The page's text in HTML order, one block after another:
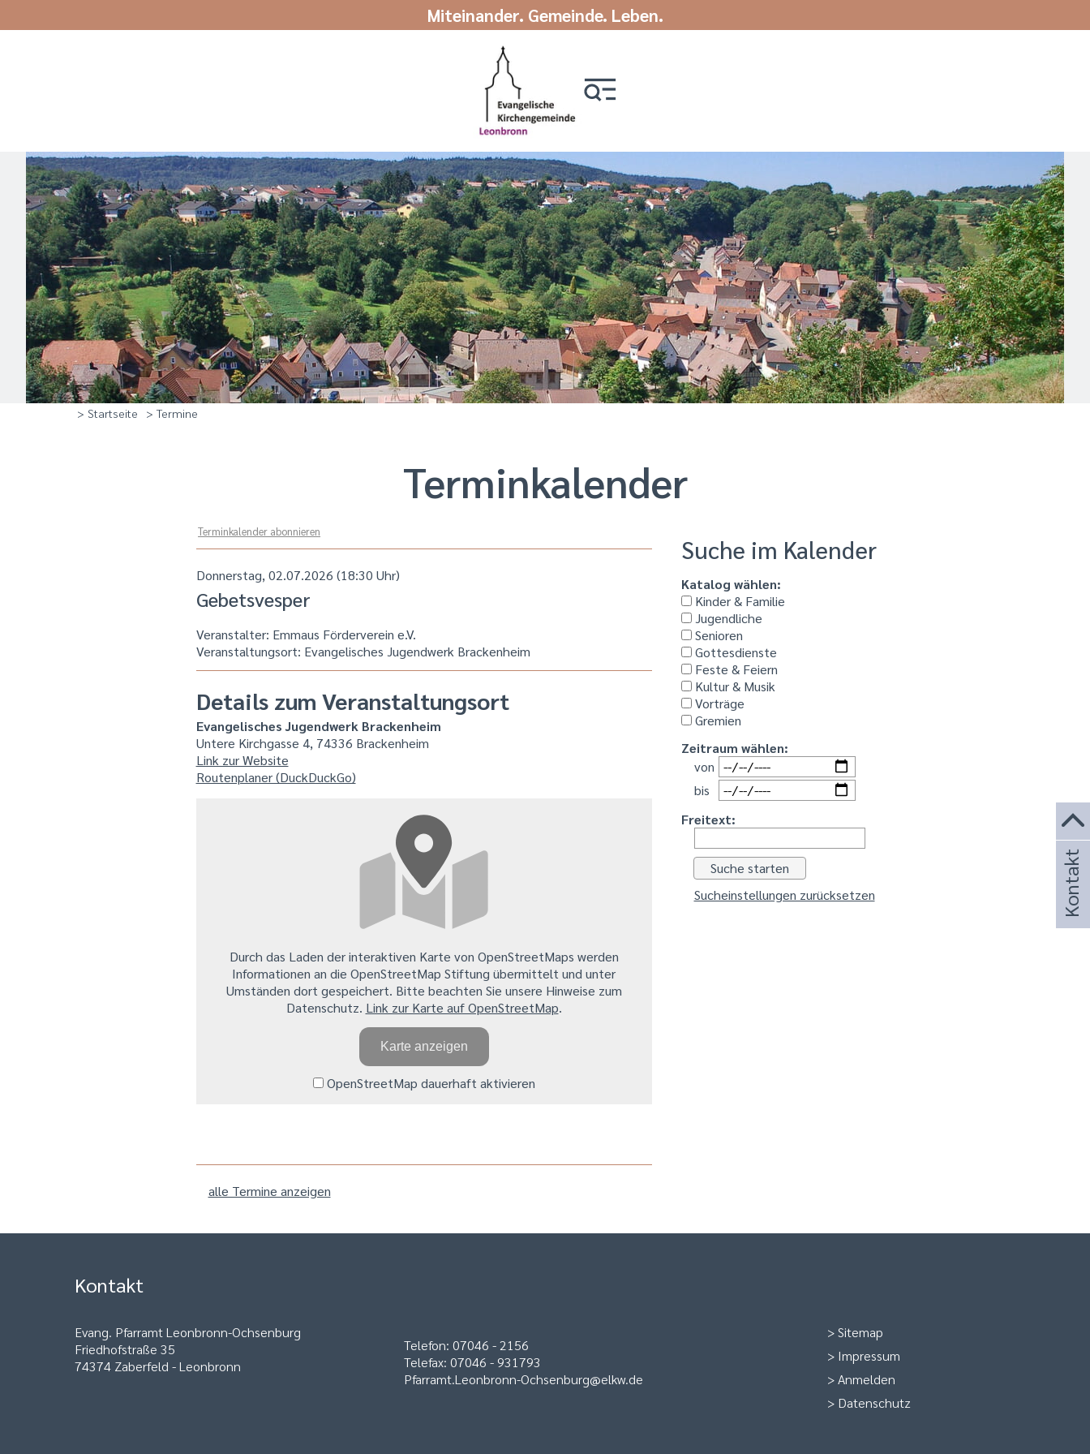
Miteinander. Gemeinde. Leben.
> Startseite > Termine
Termin­kalender
Suche im Kalender
Katalog wählen:
Kinder & Familie
Jugendliche
Senioren
Gottesdienste
Feste & Feiern
Kultur & Musik
Vorträge
Gremien
Zeitraum wählen:
von
bis
Freitext:
Sucheinstellungen zurücksetzen
Terminkalender abonnieren
Donnerstag, 02.07.2026 (18:30 Uhr)
Gebetsvesper
Veranstalter: Emmaus Förderverein e.V.
Veranstaltungsort: Evangelisches Jugendwerk Brackenheim
Details zum Veranstaltungsort
Evangelisches Jugendwerk Brackenheim
Untere Kirchgasse 4, 74336 Brackenheim
Link zur Website
Routenplaner (DuckDuckGo)
Durch das Laden der interaktiven Karte von OpenStreetMaps werden
Informationen an die OpenStreetMap Stiftung übermittelt und unter
Umständen dort gespeichert. Bitte beachten Sie unsere Hinweise zum
Datenschutz. Link zur Karte auf OpenStreetMap.
Karte anzeigen
OpenStreetMap dauerhaft aktivieren
alle Termine anzeigen
Kontakt
Evang. Pfarramt Leonbronn-Ochsenburg
Friedhofstraße 35
74374 Zaberfeld - Leonbronn
Telefon: 07046 - 2156
Telefax: 07046 - 931793
Pfarramt.Leonbronn-Ochsenburg@elkw.de
>Sitemap
> Impressum
>Anmelden
> Datenschutz
Kontakt